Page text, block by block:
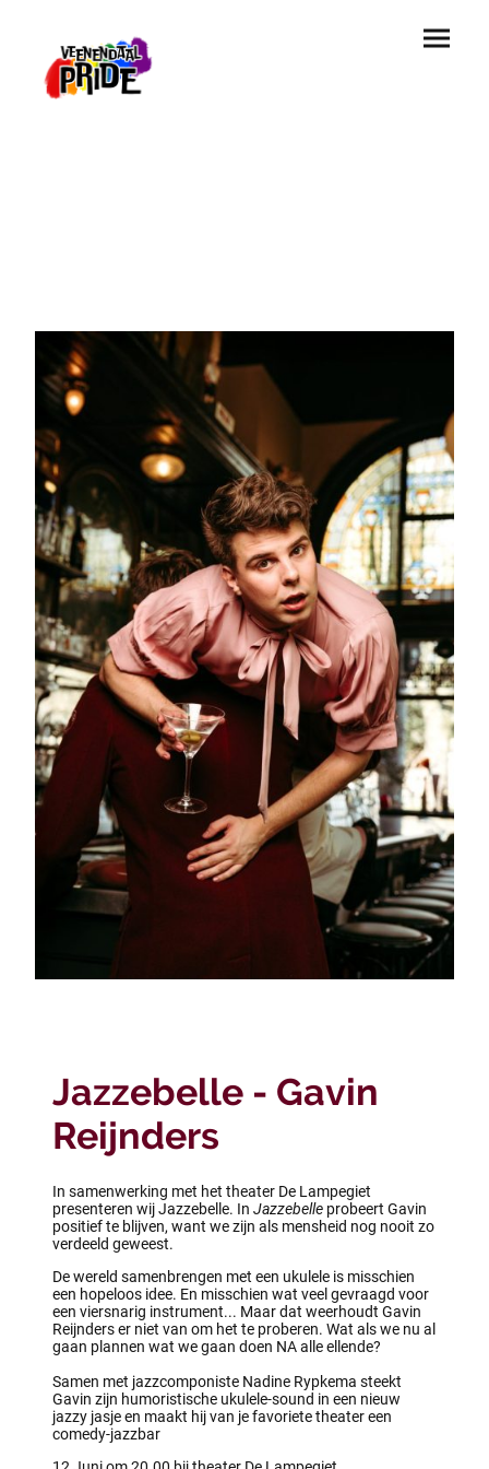
Jazzebelle - Gavin
Reijnders
In samenwerking met het theater De Lampegiet
presenteren wij Jazzebelle. In Jazzebelle probeert Gavin
positief te blijven, want we zijn als mensheid nog nooit zo
verdeeld geweest.
De wereld samenbrengen met een ukulele is misschien
een hopeloos idee. En misschien wat veel gevraagd voor
een viersnarig instrument... Maar dat weerhoudt Gavin
Reijnders er niet van om het te proberen. Wat als we nu al
gaan plannen wat we gaan doen NA alle ellende?
Samen met jazzcomponiste Nadine Rypkema steekt
Gavin zijn humoristische ukulele-sound in een nieuw
jazzy jasje en maakt hij van je favoriete theater een
comedy-jazzbar